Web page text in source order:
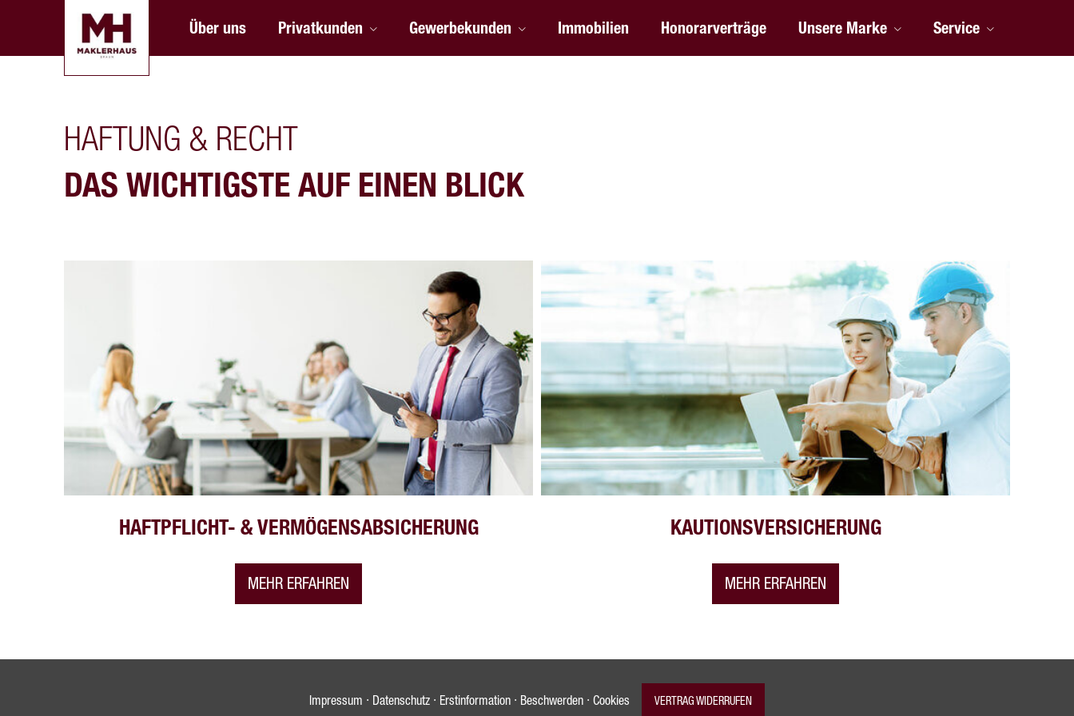
Über uns Privatkunden Gewerbekunden Immobilien Honorarverträge Unsere Marke Service
HAFTUNG & RECHT
DAS WICHTIGSTE AUF EINEN BLICK
HAFTPFLICHT- & VERMÖGENSABSICHERUNG
MEHR ERFAHREN
KAUTIONSVERSICHERUNG
MEHR ERFAHREN
Impressum · Datenschutz · Erstinformation · Beschwerden · Cookies VERTRAG WIDERRUFEN